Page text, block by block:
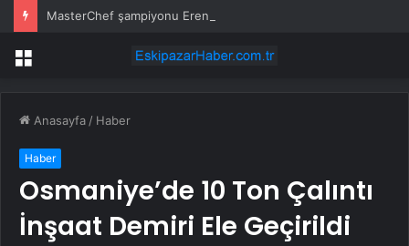
Menü
Anasayfa / Haber
Haber
Osmaniye’de 10 Ton Çalıntı
İnşaat Demiri Ele Geçirildi